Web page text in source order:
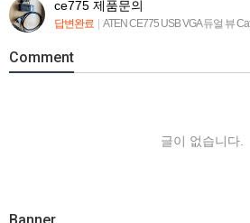
ce775 제품문의
답변완료 ATEN CE775 USB VGA 듀얼 뷰
Comment
글이 없습니다.